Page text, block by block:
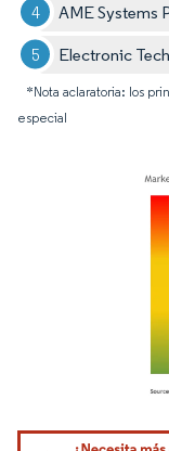
AME Systems
Electronic
*Nota aclaratoria: los
especial
Imagen © Mordor